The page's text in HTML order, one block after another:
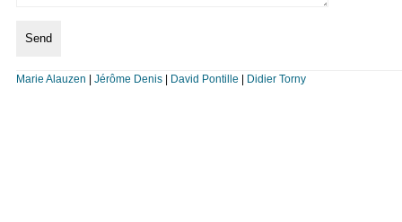
Marie Alauzen Jérôme Denis| David Pontille Didier Torny